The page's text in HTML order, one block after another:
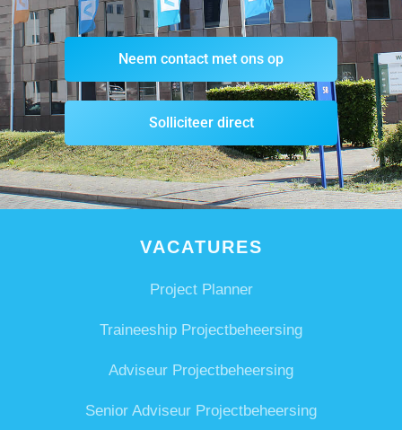
Neem contact met ons op
Solliciteer direct
VACATURES
Project Planner
Traineeship Projectbeheersing
Adviseur Projectbeheersing
Senior Adviseur Projectbeheersing